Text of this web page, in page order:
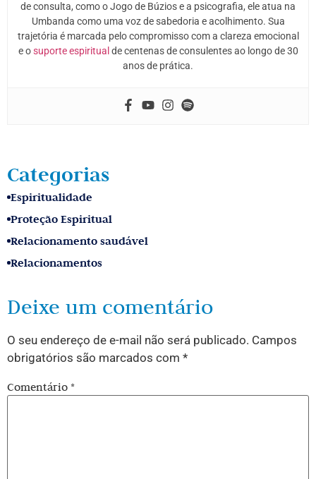
de consulta, como o Jogo de Búzios e a psicografia, ele atua na
Umbanda como uma voz de sabedoria e acolhimento. Sua
trajetória é marcada pelo compromisso com a clareza emocional
e osuporte espiritual de centenas de consulentes ao longo de 30
anos de prática.
Categorias
Espiritualidade
Proteção Espiritual
Relacionamento saudável
Relacionamentos
Deixe um comentário
O seu endereço de e-mail não será publicado. Campos
obrigatórios são marcados com *
Comentário *